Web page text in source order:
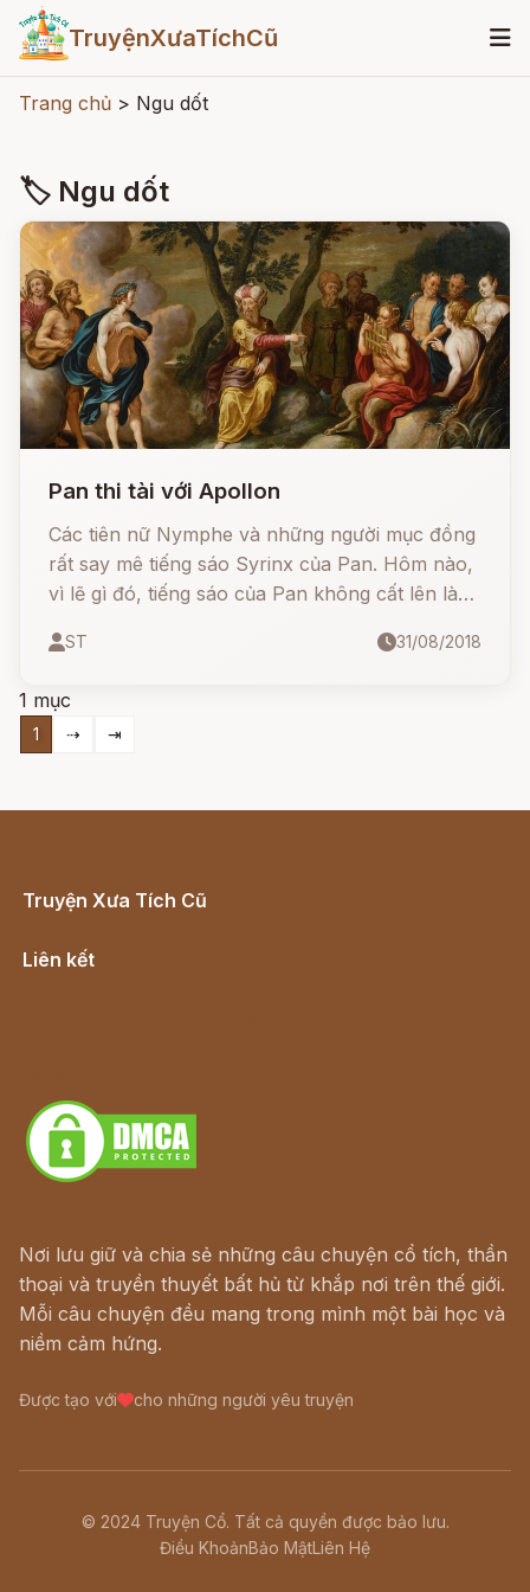
TruyệnXưaTíchCũ
Trang chủ > Ngu dốt
🏷 Ngu dốt
Pan thi tài với Apollon
Các tiên nữ Nymphe và những người mục đồng
rất say mê tiếng sáo Syrinx của Pan. Hôm nào,
vì lẽ gì đó, tiếng sáo của Pan không cất lên là
thấy bồn chồn trong dạ. Rừng núi như trống
ST 31/08/2018
1 mục
1 ⇢ ⇥
Truyện Xưa Tích Cũ
Liên kết
Nơi lưu giữ và chia sẻ những câu chuyện cổ tích, thần
thoại và truyền thuyết bất hủ từ khắp nơi trên thế giới.
Mỗi câu chuyện đều mang trong mình một bài học và
niềm cảm hứng.
Được tạo với cho những người yêu truyện
© 2024 Truyện Cổ. Tất cả quyền được bảo lưu.
Điều KhoảnBảo MậtLiên Hệ